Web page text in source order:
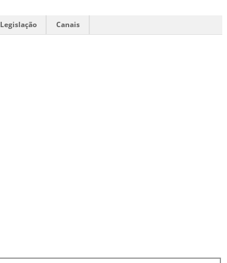
Legislação Canais